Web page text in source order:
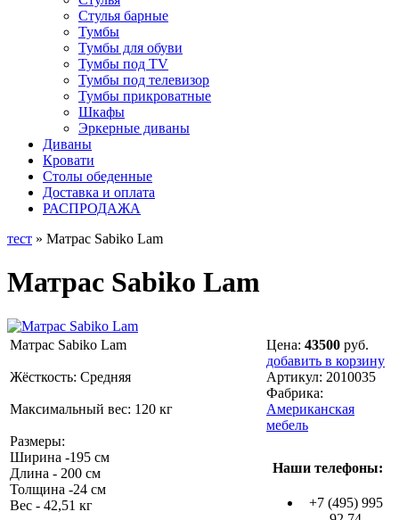
Стулья барные
Тумбы
Тумбы для обуви
Тумбы под TV
Тумбы под телевизор
Тумбы прикроватные
Шкафы
Эркерные диваны
Диваны
Кровати
Столы обеденные
Доставка и оплата
РАСПРОДАЖА
тест » Матрас Sabiko Lam
Матрас Sabiko Lam
Матрас Sabiko Lam
Жёсткость: Средняя
Максимальный вес: 120 кг
Размеры:
Ширина -195 см
Длина - 200 см
Толщина -24 см
Вес - 42,51 кг
Цена: 43500 руб.
добавить в корзину
Артикул: 2010035
Фабрика:
Американская
мебель
Наши телефоны:
+7 (495) 995